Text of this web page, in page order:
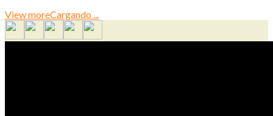
View moreCargando ...